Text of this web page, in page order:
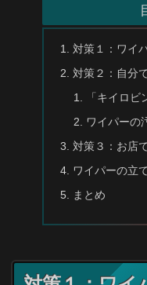
対策１：ワイ
対策２：自分
「キイロビ
ワイパーの
対策３：お店
ワイパーの立
まとめ